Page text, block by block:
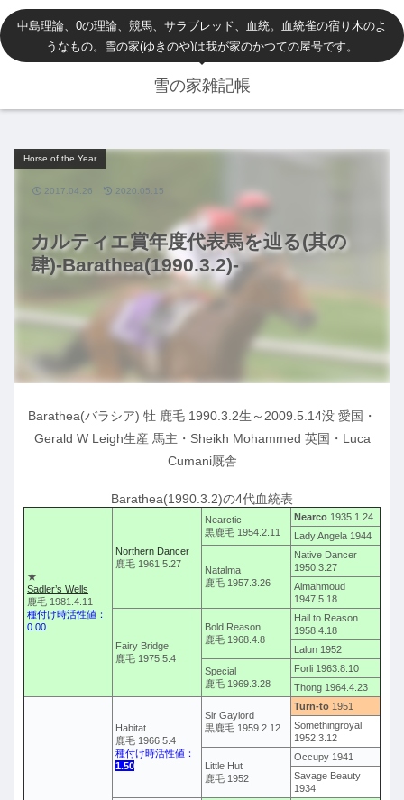
中島理論、0の理論、競馬、サラブレッド、血統。血統雀の宿り木のよ
うなもの。雪の家(ゆきのや)は我が家のかつての屋号です。
雪の家雑記帳
カルティエ賞年度代表馬を辿る(其の
肆)-Barathea(1990.3.2)-
Horse of the Year
2017.04.26 2020.05.15
Barathea(バラシア) 牡 鹿毛 1990.3.2生～2009.5.14没 愛国・
Gerald W Leigh生産 馬主・Sheikh Mohammed 英国・Luca
Cumani厩舎
Barathea(1990.3.2)の4代血統表
★
Sadler’s Wells
鹿毛 1981.4.11
種付け時活性値：
0.00
Northern Dancer
鹿毛 1961.5.27
Nearctic
黒鹿毛 1954.2.11
Nearco 1935.1.24
Lady Angela 1944
Natalma
鹿毛 1957.3.26
Native Dancer
1950.3.27
Almahmoud
1947.5.18
Fairy Bridge
鹿毛 1975.5.4
Bold Reason
鹿毛 1968.4.8
Hail to Reason
1958.4.18
Lalun 1952
Special
鹿毛 1969.3.28
Forli 1963.8.10
Thong 1964.4.23
Habitat
鹿毛 1966.5.4
種付け時活性値：
1.50
Sir Gaylord
黒鹿毛 1959.2.12
Turn-to 1951
Somethingroyal
1952.3.12
Little Hut
鹿毛 1952
Occupy 1941
Savage Beauty
1934